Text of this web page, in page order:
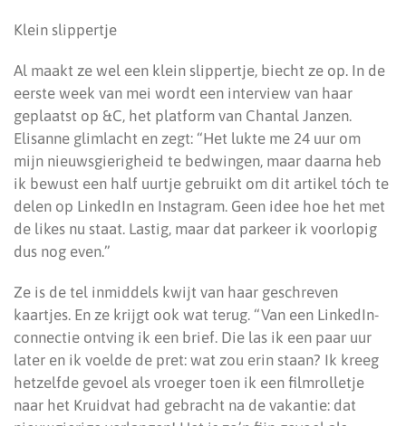
Klein slippertje
Al maakt ze wel een klein slippertje, biecht ze op. In de
eerste week van mei wordt een interview van haar
geplaatst op &C, het platform van Chantal Janzen.
Elisanne glimlacht en zegt: “Het lukte me 24 uur om
mijn nieuwsgierigheid te bedwingen, maar daarna heb
ik bewust een half uurtje gebruikt om dit artikel tóch te
delen op LinkedIn en Instagram. Geen idee hoe het met
de likes nu staat. Lastig, maar dat parkeer ik voorlopig
dus nog even.”
Ze is de tel inmiddels kwijt van haar geschreven
kaartjes. En ze krijgt ook wat terug. “Van een LinkedIn-
connectie ontving ik een brief. Die las ik een paar uur
later en ik voelde de pret: wat zou erin staan? Ik kreeg
hetzelfde gevoel als vroeger toen ik een filmrolletje
naar het Kruidvat had gebracht na de vakantie: dat